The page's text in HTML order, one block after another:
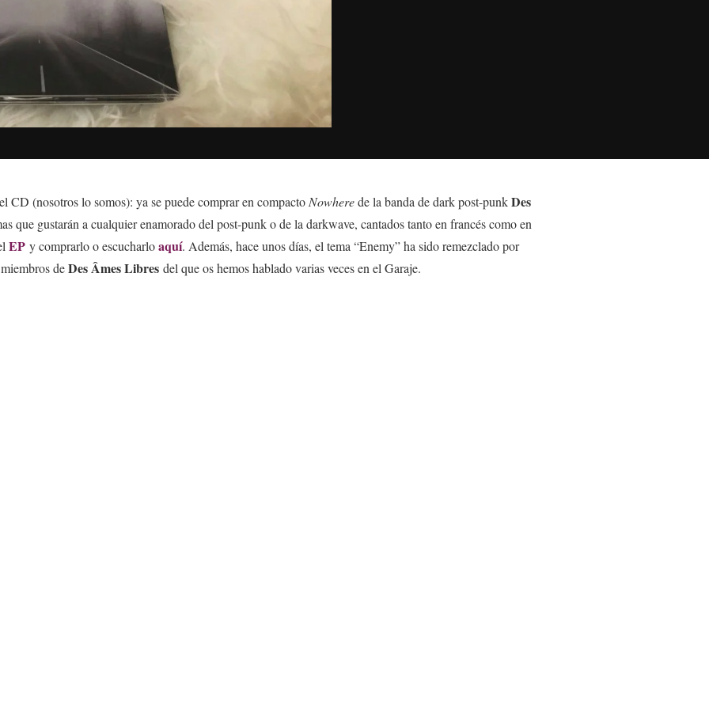
CD (nosotros lo somos): ya se puede comprar en compactoNowherede la banda de dark post-punkDes
que gustarán a cualquier enamorado del post-punk o de la darkwave, cantados tanto en francés como en
EP y comprarlo o escucharloaquí. Además, hace unos días, el tema “Enemy” ha sido remezclado por
deDes Âmes Libres del que os hemos hablado varias veces en el Garaje.